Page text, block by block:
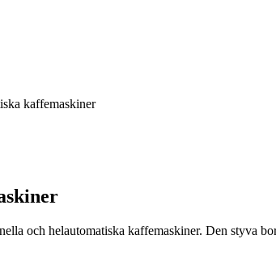
kaffemaskiner
och helautomatiska kaffemaskiner. Den styva